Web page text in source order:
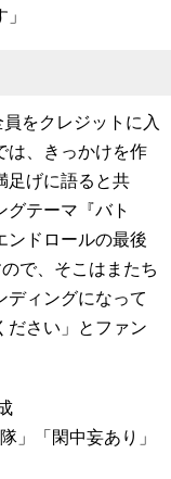
をクレジットに入
は、きっかけを作
足げに語ると共
テーマ『バト
ンドロールの最後
で、そこはまたち
ディングになって
ださい」とファン
」「閑中妄あり」